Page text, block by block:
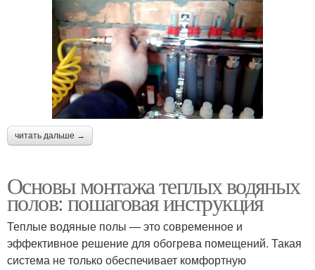
читать дальше →
Основы монтажа теплых водяных
полов: пошаговая инструкция
Теплые водяные полы — это современное и
эффективное решение для обогрева помещений. Такая
система не только обеспечивает комфортную